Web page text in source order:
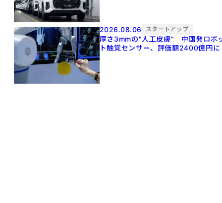
2026.08.06 スタートアップ
厚さ3mmの"人工皮膚" 中国発ロボ
ト触覚センサー、評価額2400億円に